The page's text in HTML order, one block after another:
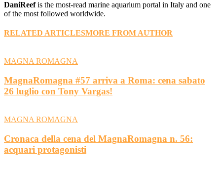
DaniReefis the most-read marine aquarium portal in Italy and one
of the most followed worldwide.
RELATED ARTICLESMORE FROM AUTHOR
MAGNA ROMAGNA
MagnaRomagna #57 arriva a Roma: cena sabato
26 luglio con Tony Vargas!
MAGNA ROMAGNA
Cronaca della cena del MagnaRomagna n. 56:
acquari protagonisti